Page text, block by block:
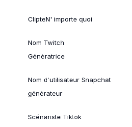
ClipteN' importe quoi
Nom Twitch
Génératrice
Nom d'utilisateur Snapchat
générateur
Scénariste Tiktok